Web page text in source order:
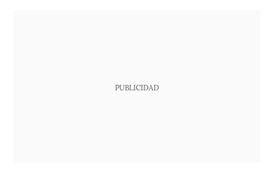
PUBLICIDAD